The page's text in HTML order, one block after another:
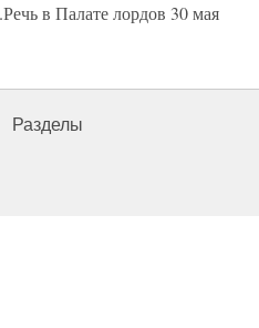
в Палате лордов 30 мая
Разделы